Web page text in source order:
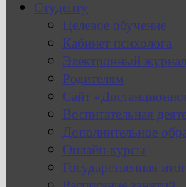
Студенту
Целевое обучение
Кабинет психолога
Электронный журнал
Родителям
Сайт
Воспитательная
Дополнительное
Онлайн-курсы
Государственная